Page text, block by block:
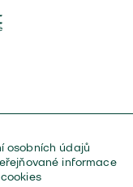
osobních údajů
informace